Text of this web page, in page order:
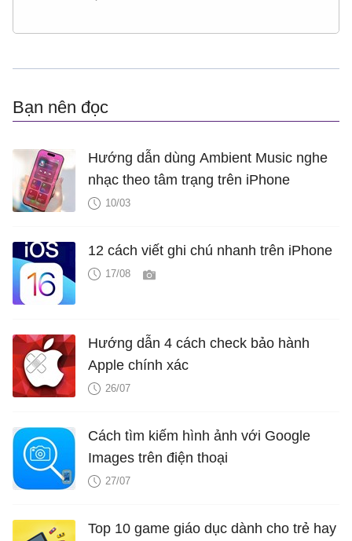
Bạn nên đọc
Hướng dẫn dùng Ambient Music nghe
nhạc theo tâm trạng trên iPhone
10/03
12 cách viết ghi chú nhanh trên iPhone
17/08
Hướng dẫn 4 cách check bảo hành
Apple chính xác
26/07
Cách tìm kiếm hình ảnh với Google
Images trên điện thoại
27/07
Top 10 game giáo dục dành cho trẻ hay